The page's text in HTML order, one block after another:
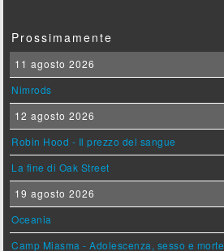
Prossimamente
11 agosto 2026
Nimrods
12 agosto 2026
Robin Hood - Il prezzo del sangue
La fine di Oak Street
19 agosto 2026
Oceania
Camp Miasma - Adolescenza, sesso e morte